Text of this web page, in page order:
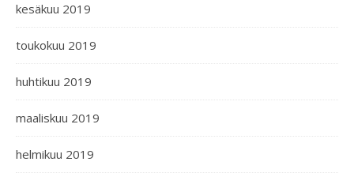
kesäkuu 2019
toukokuu 2019
huhtikuu 2019
maaliskuu 2019
helmikuu 2019